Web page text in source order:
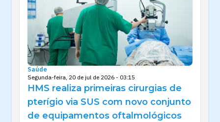
Saúde
Segunda-feira, 20 de jul de 2026 - 03:15
HMS realiza primeiras cirurgias de
pterígio via SUS com novo conjunto
de equipamentos oftalmológicos